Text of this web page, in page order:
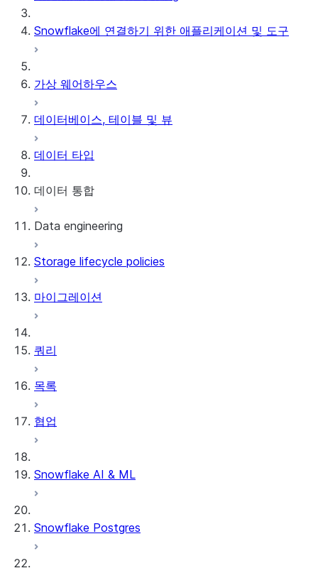
Snowflake에 연결하기 위한 애플리케이션 및 도구
가상 웨어하우스
데이터베이스, 테이블 및 뷰
데이터 타입
데이터 통합
Snowflake Openflow
Apache Iceberg™
Apache Iceberg™ 테이블
Data engineering
데이터 로딩
동적 테이블
Storage lifecycle policies
마이그레이션
쿼리
목록
협업
Snowflake AI & ML
Snowflake Postgres